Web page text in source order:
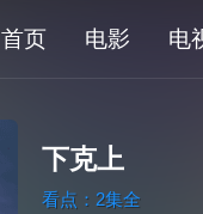
首页 电影 电
下克上
看点：2集全